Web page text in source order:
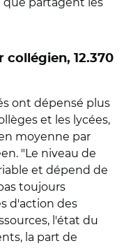
collégien, 12.370
ont dépensé plus
et les lycées,
moyenne par
"Le niveau de
et dépend de
toujours
d'action des
l'état du
la part de